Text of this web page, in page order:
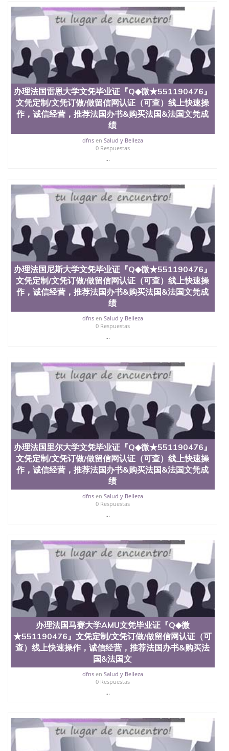
么办理 外假毕业证551190476哪里可以制作美国毕业
证551190476哪里可以办理澳洲毕业证551190476留
学生在哪里可以买假毕业证551190476哪里可以办理
加拿大毕业证551190476申请学校办理假的毕业证成
绩单可以吗551190476哪里可以办理水印成绩单
551190476哪里可以修改成绩单GPA分数551190476
假毕业证能查出来吗551190476假文凭网上能查到吗
551190476 如何拿到国外毕业证QQ微信551190476办
假大学毕业证QQ微信551190476国外毕业证去哪认证
QQ微信551190476找毕业证封皮QQ微信551190476国
外毕业证外壳定制QQ微信551190476快速代办国外毕
业证QQ微信551190476快速拿到国外文凭QQ微信
551190476国外留学文凭认证QQ微信551190476国外
文凭回国认证QQ微信551190476泰国文凭办理QQ微
信551190476法国留学回国证明QQ微信551190476 国
外烫金照片QQ微信551190476外国文凭在中国有用吗
QQ微信551190476德国留学回国证明QQ微信
吗QQ微信551190476买国外文凭质量QQ微信
551190476国外本科毕业证怎么办理QQ微信
551190476国外大学文凭真制作QQ微信551190476办
国外文凭可找工作QQ微信551190476国外大学有毕业
证QQ微信551190476办理国外毕业证价格QQ微信
551190476国外编号查询QQ微信551190476办理国外
文凭要交定金吗QQ微信551190476办国外可查文凭
QQ微信551190476网上购买真文凭可信吗QQ微信
551190476学士学位证书查询机构QQ微信551190476
国外资格证书办理QQ微信551190476如何办理学历认
证QQ微信551190476海外文凭认证办理QQ微信
551190476 圣何塞州立大学（San Jose State
University, 又译为“圣荷西州立大学”）成立于1857
年，简称SJSU，是加州历史悠久的大学之一，也是美
西地区的公立大学之一。位于圣何塞市San Jose中
心，占地154公顷。它是一所位于加利福尼亚州的著
教育质量，被《福克斯》杂志评选为全美50强公立综
合性大学，每年有来自世界各地的成百上千的海外学
生前往求学。 至今，这是一所在世界上享有学术地
位、声誉、实习机会和影响力的高等教育机构，并获
誉为美国本科教育质量的核心代表。其计算机系与会
计系更是在当今美国大学教学排名中表现优异。其毕
业生大多可以在其所处地域的世界硅谷中心得到工作
机会。许多硅谷公司甚至在学生大三和大四的学期提
供许多相应科系的实习机会。无论是加州大学系统
(UC)，还是加州州立大学系统(CSU), 圣何塞州立大学
都占据着加州所有大学中的地理位置。 圣何塞州立大
学座落于硅谷(Silicon Valley), 于附近的旧金山-圣何塞
地区为全美的重要科技中心。约有学生三万人，超过
134种学士学科和65个硕士学科，并有来自世界60余
国的学生来此就读。其有名的科系如计算机科学，电
二、办理流程： 1、收集客户办理信息； 2、客户付
定金下单； 3、公司确认到账转制作点做电子图；
4、电子图做好发给客户确认； 5、电子图确认好转成
品部做成品； 6、成品做好拍照或者视频确认再付余
款； 7、快递给客户（国内顺丰，国外DHL）。 三、
真实网上可查的证明材料 1、教育部学历学位认证，
留服真实存档可查，存档。 2、留学回国人员证明
（使馆认证），使馆网站真实存档可查。 3、留信网
真实可查认证办理，存档可查，终身受用。 四、办理
流程农业科学院、艺术与建筑学院、商学院、交流学
院、地球及物质科学院、教育学院、工程学院、健康
与人类发展学院、信息工程与科学学院、人文学院、
护理学院、科学学院等。学校的教育学院排名在全美
前十名，工学院排名在前十五名，且继续攀升中。纽
约大学为学生们提供本科、硕士及博士学位。学校的
专业课程包括：会计学、MBA、财务、教育、建筑工
程、经济、医学、护理、文学、音乐、生物学、统计
制、历史、电气工程、生物工程、建筑设计、工商管
理、材料科学、机械工程、航天工程、土木工程、数
学、化学、英语、社会科学、心理学、戏剧、市场营
销、机械工程、计算机科学、物理学、人工智能、商
办理法国雷恩大学文凭毕业证『Q◆微★551190476』
文凭定制/文凭订做/做留信网认证（可查）线上快速操
作，诚信经营，推荐法国办书&购买法国&法国文凭成
绩
dfnsen Salud y Belleza
0 Respuestas
...
办理法国尼斯大学文凭毕业证『Q◆微★551190476』
文凭定制/文凭订做/做留信网认证（可查）线上快速操
作，诚信经营，推荐法国办书&购买法国&法国文凭成
绩
dfnsen Salud y Belleza
0 Respuestas
...
办理法国里尔大学文凭毕业证『Q◆微★551190476』
文凭定制/文凭订做/做留信网认证（可查）线上快速操
作，诚信经营，推荐法国办书&购买法国&法国文凭成
绩
dfnsen Salud y Belleza
0 Respuestas
...
办理法国马赛大学AMU文凭毕业证『Q◆微
★551190476』文凭定制/文凭订做/做留信网认证（可
查）线上快速操作，诚信经营，推荐法国办书&购买法
国&法国文
dfnsen Salud y Belleza
0 Respuestas
...